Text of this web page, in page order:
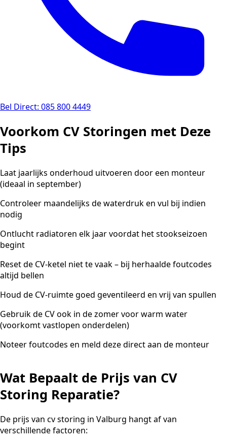
Bel Direct: 085 800 4449
Voorkom CV Storingen met Deze
Tips
Laat jaarlijks onderhoud uitvoeren door een monteur
(ideaal in september)
Controleer maandelijks de waterdruk en vul bij indien
nodig
Ontlucht radiatoren elk jaar voordat het stookseizoen
begint
Reset de CV-ketel niet te vaak – bij herhaalde foutcodes
altijd bellen
Houd de CV-ruimte goed geventileerd en vrij van spullen
Gebruik de CV ook in de zomer voor warm water
(voorkomt vastlopen onderdelen)
Noteer foutcodes en meld deze direct aan de monteur
Wat Bepaalt de Prijs van CV
Storing Reparatie?
De prijs van cv storing in Valburg hangt af van
verschillende factoren: